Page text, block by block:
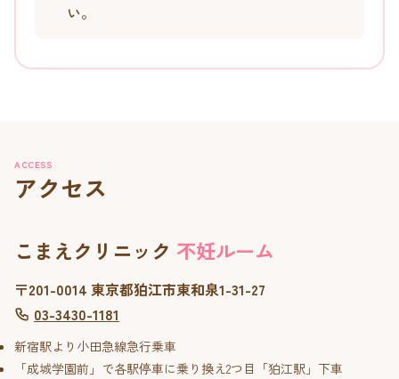
い。
ACCESS
アクセス
こまえクリニック 不妊ルーム
〒201-0014 東京都狛江市東和泉1-31-27
03-3430-1181
新宿駅より小田急線急行乗車
「成城学園前」で各駅停車に乗り換え2つ目「狛江駅」下車